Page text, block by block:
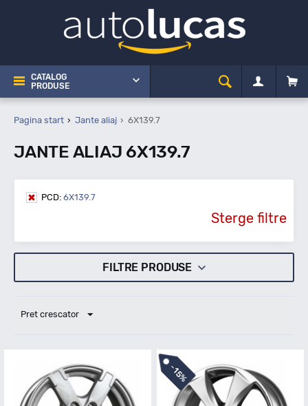
CATALOG
PRODUSE
Pagina start Jante aliaj 6X139.7
JANTE ALIAJ 6X139.7
PCD: 6X139.7
Sterge filtre
FILTRE PRODUSE
Pret crescator
-15%